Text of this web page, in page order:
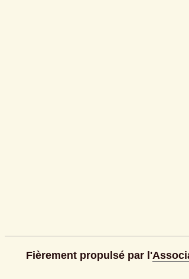
Fièrement propulsé par l'